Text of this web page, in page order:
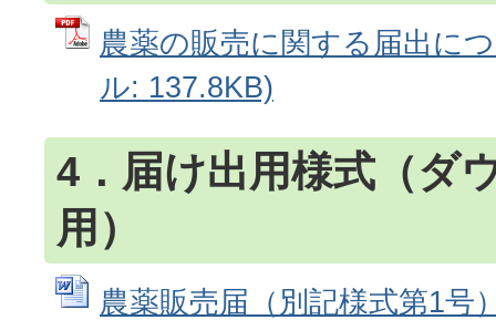
農薬の販売に関する届出に
ル: 137.8KB)
4．届け出用様式（ダ
用）
農薬販売届（別記様式第1号